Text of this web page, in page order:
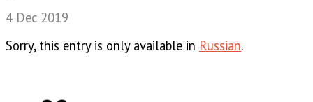
4 Dec 2019
Sorry, this entry is only available in Russian.